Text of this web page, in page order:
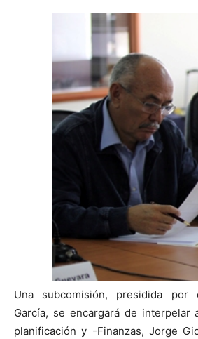
Una subcomisión, presidida por
García, se encargará de
planificación y -Finanzas, Jorge